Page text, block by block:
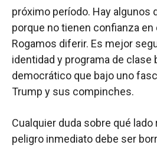
próximo período. Hay algunos
porque no tienen confianza
Rogamos diferir. Es mejor
identidad y programa de clase
democrático que bajo uno
Trump y sus compinches.
Cualquier duda sobre qué
peligro inmediato debe ser